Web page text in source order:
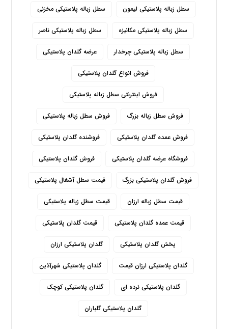
سطل زباله پلاستیکی لیمون سطل زباله پلاستیکی مخزنی
سطل زباله پلاستیکی مکانیزه سطل زباله پلاستیکی ناصر
سطل زباله پلاستیکی چرخدار عرضه گلدان پلاستیکی
فروش انواع گلدان پلاستیکی
فروش اینترنتی سطل زباله پلاستیکی
فروش سطل زباله بزرگ فروش سطل زباله پلاستیکی
فروش عمده گلدان پلاستیکی فروشنده گلدان پلاستیکی
فروشگاه عرضه گلدان پلاستیکی فروش گلدان پلاستیکی
فروش گلدان پلاستیکی بزرگ قیمت سطل آشغال پلاستیکی
قیمت سطل زباله ارزان قیمت سطل زباله پلاستیکی
قیمت عمده گلدان پلاستیکی قیمت گلدان پلاستیکی
پخش گلدان پلاستیکی گلدان پلاستیکی ارزان
گلدان پلاستیکی ارزان قیمت گلدان پلاستیکی شهرآذین
گلدان پلاستیکی نرده ای گلدان پلاستیکی کوچک
گلدان پلاستیکی گلباران